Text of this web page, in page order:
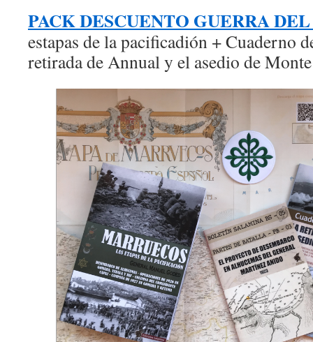
PACK DESCUENTO GUERRA
estapas de la pacificadión + Cuaderno
retirada de Annual y el asedio de